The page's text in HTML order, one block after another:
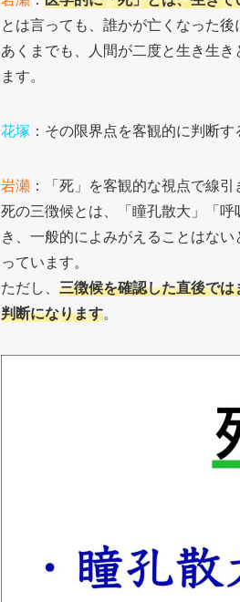
とは言っても、誰かが亡くなった
あくまでも、人間が二度と生き生
ます。
花塚 ：その限界点を客観的に判断
岩瀬 ：「死」を客観的な視点で線
死の三徴候とは、「瞳孔散大」「
き、一般的によみがえることはな
っています。
ただし、 三徴候を確認した直後で
判断になります。